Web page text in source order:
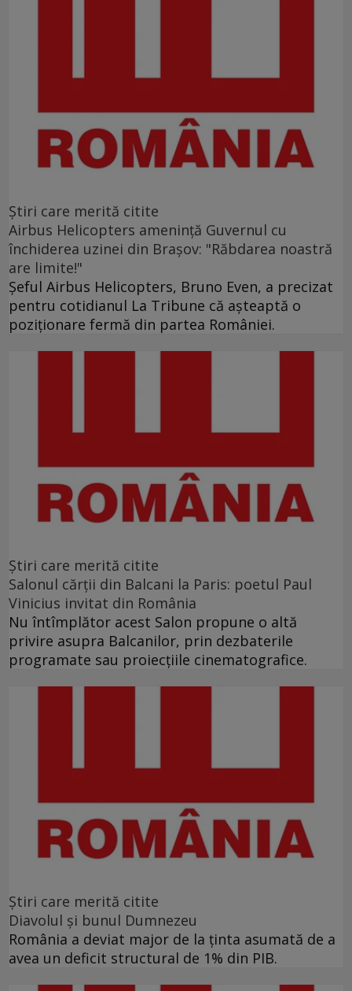
Ştiri care merită citite
Airbus Helicopters amenință Guvernul cu
închiderea uzinei din Brașov: "Răbdarea noastră
are limite!"
Șeful Airbus Helicopters, Bruno Even, a precizat
pentru cotidianul La Tribune că aşteaptă o
poziţionare fermă din partea României.
Ştiri care merită citite
Salonul cărţii din Balcani la Paris: poetul Paul
Vinicius invitat din România
Nu întîmplător acest Salon propune o altă
privire asupra Balcanilor, prin dezbaterile
programate sau proiecţiile cinematografice.
Ştiri care merită citite
Diavolul și bunul Dumnezeu
România a deviat major de la ținta asumată de a
avea un deficit structural de 1% din PIB.